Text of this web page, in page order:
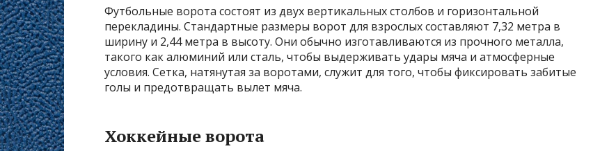
Футбольные ворота состоят из двух вертикальных столбов и горизонтальной
перекладины. Стандартные размеры ворот для взрослых составляют 7,32 метра в
ширину и 2,44 метра в высоту. Они обычно изготавливаются из прочного металла,
такого как алюминий или сталь, чтобы выдерживать удары мяча и атмосферные
условия. Сетка, натянутая за воротами, служит для того, чтобы фиксировать забитые
голы и предотвращать вылет мяча.
Хоккейные ворота